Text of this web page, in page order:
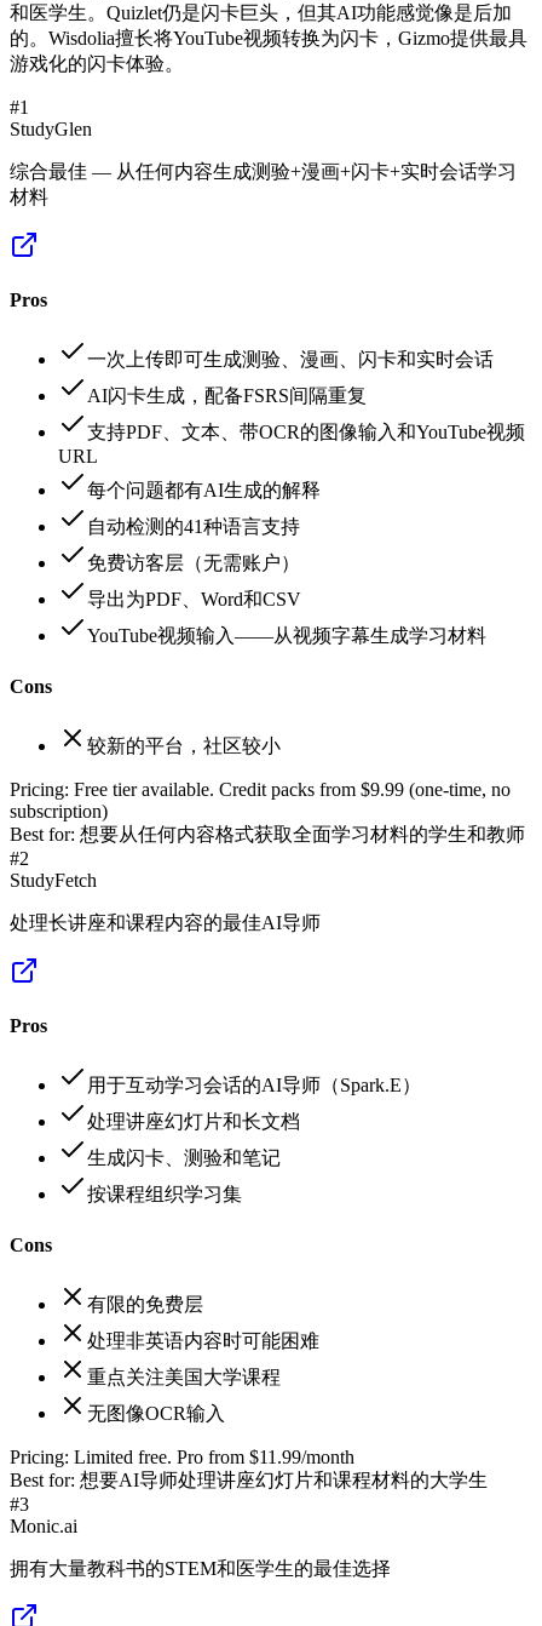
和医学生。Quizlet仍是闪卡巨头，但其AI功能感觉像是后加
的。Wisdolia擅长将YouTube视频转换为闪卡，Gizmo提供最具
游戏化的闪卡体验。
#1
StudyGlen
综合最佳 — 从任何内容生成测验+漫画+闪卡+实时会话学习
材料
Pros
一次上传即可生成测验、漫画、闪卡和实时会话
AI闪卡生成，配备FSRS间隔重复
支持PDF、文本、带OCR的图像输入和YouTube视频
URL
每个问题都有AI生成的解释
自动检测的41种语言支持
免费访客层（无需账户）
导出为PDF、Word和CSV
YouTube视频输入——从视频字幕生成学习材料
Cons
较新的平台，社区较小
Pricing: Free tier available. Credit packs from $9.99 (one-time, no
subscription)
Best for: 想要从任何内容格式获取全面学习材料的学生和教师
#2
StudyFetch
处理长讲座和课程内容的最佳AI导师
Pros
用于互动学习会话的AI导师（Spark.E）
处理讲座幻灯片和长文档
生成闪卡、测验和笔记
按课程组织学习集
Cons
有限的免费层
处理非英语内容时可能困难
重点关注美国大学课程
无图像OCR输入
Pricing: Limited free. Pro from $11.99/month
Best for: 想要AI导师处理讲座幻灯片和课程材料的大学生
#3
Monic.ai
拥有大量教科书的STEM和医学生的最佳选择